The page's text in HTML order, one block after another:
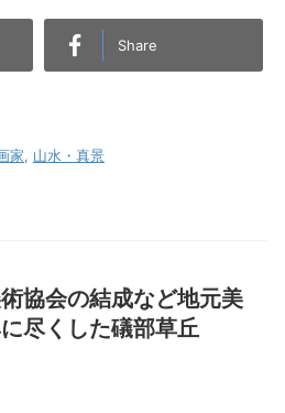
Share
家 山水・真景
協会の結成など地元美
尽くした礒部草丘